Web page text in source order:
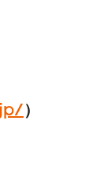
）